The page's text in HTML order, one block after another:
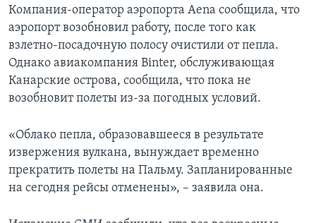
Компания-оператор аэропорта Aena сообщила, что
аэропорт возобновил работу, после того как
взлетно-посадочную полосу очистили от пепла.
Однако авиакомпания Binter, обслуживающая
Канарские острова, сообщила, что пока не
возобновит полеты из-за погодных условий.
«Облако пепла, образовавшееся в результате
извержения вулкана, вынуждает временно
прекратить полеты на Пальму. Запланированные
на сегодня рейсы отменены», – заявила она.